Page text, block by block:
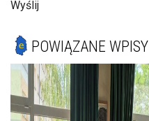
Wyślij
POWIĄZANE WPISY